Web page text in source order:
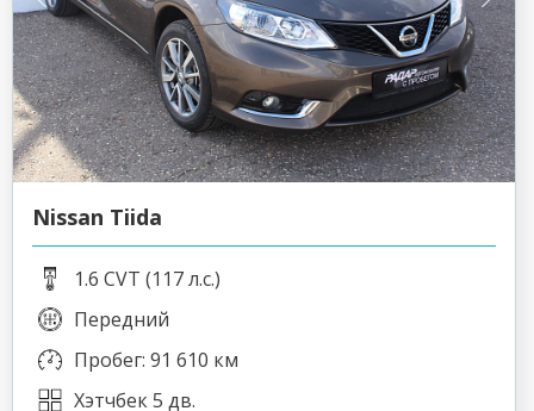
Nissan Tiida
1.6 CVT (117 л.с.)
Передний
Пробег: 91 610 км
Хэтчбек 5 дв.